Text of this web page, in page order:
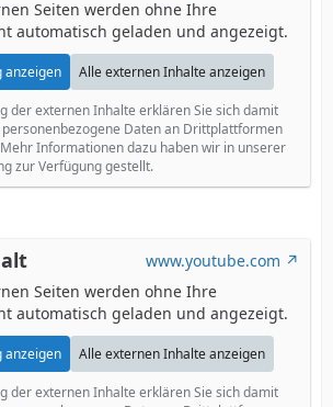
Seiten werden ohne Ihre
automatisch geladen und angezeigt.
anzeigen Alle externen Inhalte anzeigen
der externen Inhalte erklären Sie sich damit
Daten an Drittplattformen
Informationen dazu haben wir in unserer
zur Verfügung gestellt.
www.youtube.com
Seiten werden ohne Ihre
automatisch geladen und angezeigt.
anzeigen Alle externen Inhalte anzeigen
der externen Inhalte erklären Sie sich damit